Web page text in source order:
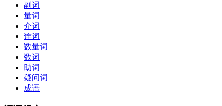
副词
量词
介词
连词
数量词
数词
助词
疑问词
成语